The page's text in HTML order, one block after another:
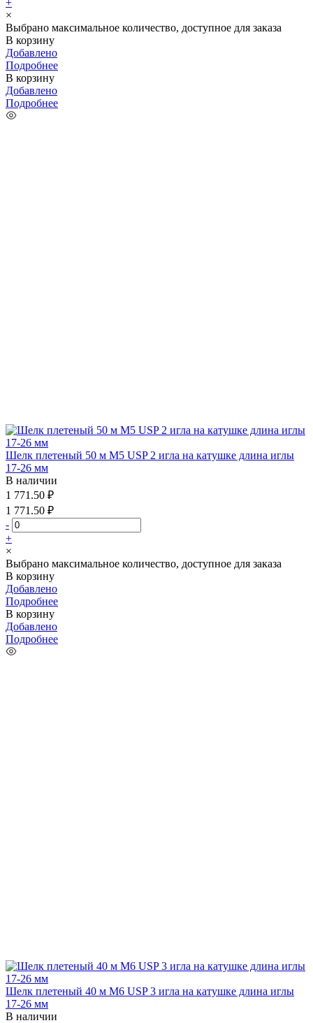
×
Выбрано максимальное количество, доступное для заказа
В корзину
Добавлено
Подробнее
В корзину
Добавлено
Подробнее
Шелк плетеный 50 м М5 USP 2 игла на катушке длина иглы
17-26 мм
В наличии
1 771.50 ₽
1 771.50 ₽
-
+
×
Выбрано максимальное количество, доступное для заказа
В корзину
Добавлено
Подробнее
В корзину
Добавлено
Подробнее
Шелк плетеный 40 м М6 USP 3 игла на катушке длина иглы
17-26 мм
В наличии